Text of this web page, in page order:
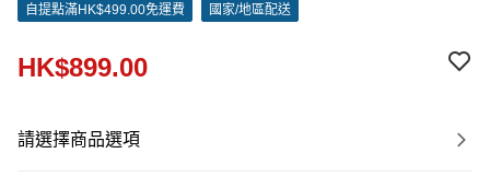
自提點滿HK$499.00免運費 國家/地區配送
HK$899.00
請選擇商品選項